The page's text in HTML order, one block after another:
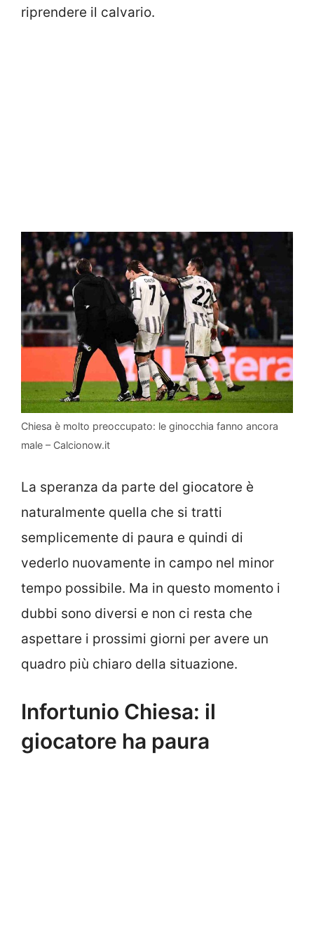
riprendere il calvario.
Chiesa è molto preoccupato: le ginocchia fanno ancora
male – Calcionow.it
La speranza da parte del giocatore è
naturalmente quella che si tratti
semplicemente di paura e quindi di
vederlo nuovamente in campo nel minor
tempo possibile. Ma in questo momento i
dubbi sono diversi e non ci resta che
aspettare i prossimi giorni per avere un
quadro più chiaro della situazione.
Infortunio Chiesa: il
giocatore ha paura